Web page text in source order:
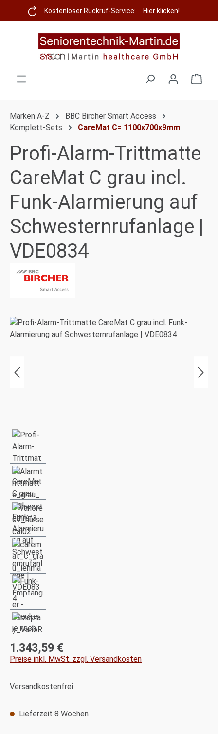
Zum Hauptinhalt springen
Kostenloser Rückruf-Service: Hier klicken!
Marken A-Z
BBC Bircher Smart Access
Komplett-Sets
CareMat C= 1100x700x9mm
Profi-Alarm-Trittmatte
CareMat C grau incl.
Funk-Alarmierung auf
Schwesternrufanlage |
VDE0834
Bildergalerie überspringen
Regulärer Preis:
1.343,59 €
Preise inkl. MwSt. zzgl. Versandkosten
Versandkostenfrei
Lieferzeit 8 Wochen